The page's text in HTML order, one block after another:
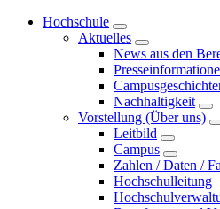
Hochschule
Aktuelles
News aus den
Nachhaltigkeit
Vorstellung (Über uns)
Leitbild
Campus
Zahlen / Daten /
Hochschulleitung